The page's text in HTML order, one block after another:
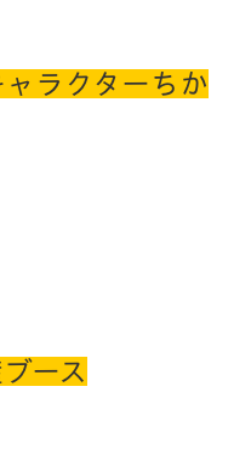
ラクターちか
ース